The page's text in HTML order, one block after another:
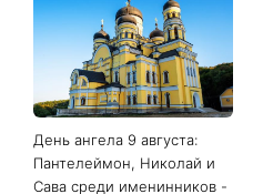
День ангела 9 августа:
Пантелеймон, Николай и
Сава среди именинников -